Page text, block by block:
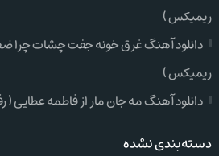
ریمیکس )
دانلود آهنگ غرق خونه جفت چشات چرا
ریمیکس )
دانلود آهنگ مه جان مار از فاطمه عطایی
دسته‌بندی نشده